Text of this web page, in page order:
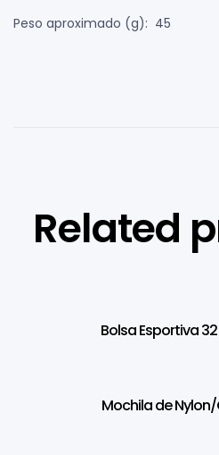
Peso aproximado (g): 45
Related
Mochila de